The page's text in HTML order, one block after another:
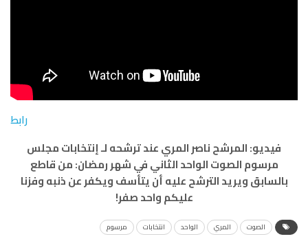
رابط
فيديو: المرشح ناصر المريعند ترشحه لـ إنتخابات مجلس
مرسوم الصوت الواحد الثاني في شهر رمضان: من قاطع
بالسابق ويريد الترشح عليه أن يتأسف ويكفر عن ذنبه وفزنا
عليكم واحد صفر!
الصوت المري الواحد انتخابات مرسوم